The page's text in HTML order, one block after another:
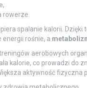
rowerze.
spalanie kalorii. Dzięki
energii rośnie, a
aerobowych
kalorie, co prowadzi do
aktywność fizyczna